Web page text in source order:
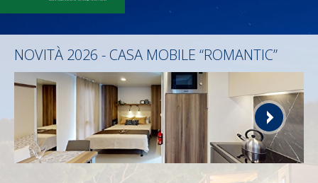
NOVITÀ 2026 - CASA MOBILE “ROMANTIC”